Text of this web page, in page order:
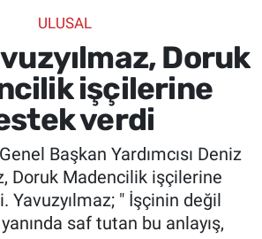
ULUSAL
Doruk
işçilerine
verdi
Başkan Yardımcısı Deniz
Doruk Madencilik işçilerine
Yavuzyılmaz; " İşçinin değil
saf tutan bu anlayış,